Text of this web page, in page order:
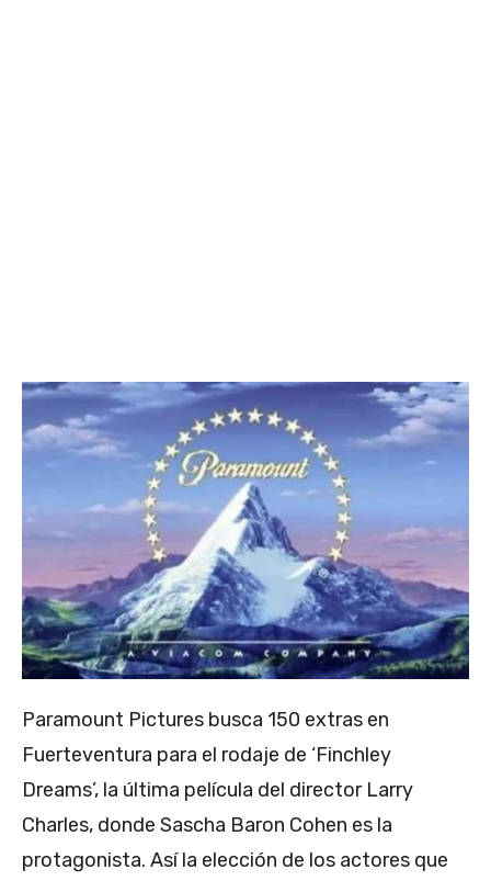
Paramount Pictures busca 150 extras en
Fuerteventura para el rodaje de ‘Finchley
Dreams’, la última película del director Larry
Charles, donde Sascha Baron Cohen es la
protagonista. Así la elección de los actores que